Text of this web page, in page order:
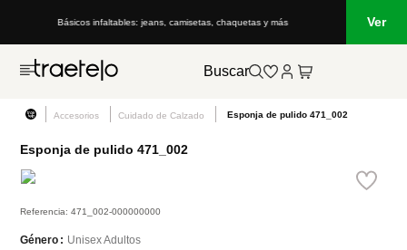
Básicos infaltables: jeans, camisetas, chaquetas y más Lo que está de
Ver
Buscar
Accesorios Cuidado de Calzado Esponja de pulido 471_002
Esponja de pulido 471_002
Referencia:471_002-000000000
Género
Unisex Adultos